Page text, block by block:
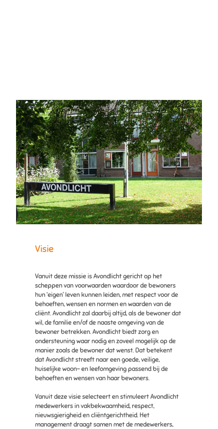
Visie
Vanuit deze missie is Avondlicht gericht op het
scheppen van voorwaarden waardoor de bewoners
hun ‘eigen’ leven kunnen leiden, met respect voor de
behoeften, wensen en normen en waarden van de
cliënt. Avondlicht zal daarbij altijd, als de bewoner dat
wil, de familie en/of de naaste omgeving van de
bewoner betrekken. Avondlicht biedt zorg en
ondersteuning waar nodig en zoveel mogelijk op de
manier zoals de bewoner dat wenst. Dat betekent
dat Avondlicht streeft naar een goede, veilige,
huiselijke woon- en leefomgeving passend bij de
behoeften en wensen van haar bewoners.
Vanuit deze visie selecteert en stimuleert Avondlicht
medewerkers in vakbekwaamheid, respect,
nieuwsgierigheid en cliëntgerichtheid. Het
management draagt samen met de medewerkers,